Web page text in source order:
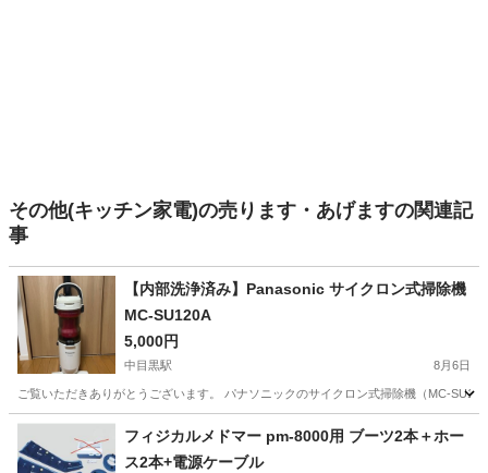
その他(キッチン家電)の売ります・あげますの関連記
事
【内部洗浄済み】Panasonic サイクロン式掃除機
MC-SU120A
5,000円
中目黒駅 8月6日
ご覧いただきありがとうございます。 パナソニックのサイクロン式掃除機（MC-
東京 目黒区 中目黒駅 生活家電
フィジカルメドマー pm-8000用 ブーツ2本＋ホー
ス2本+電源ケーブル